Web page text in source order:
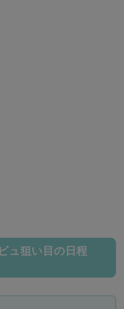
ュ狙い目の日程